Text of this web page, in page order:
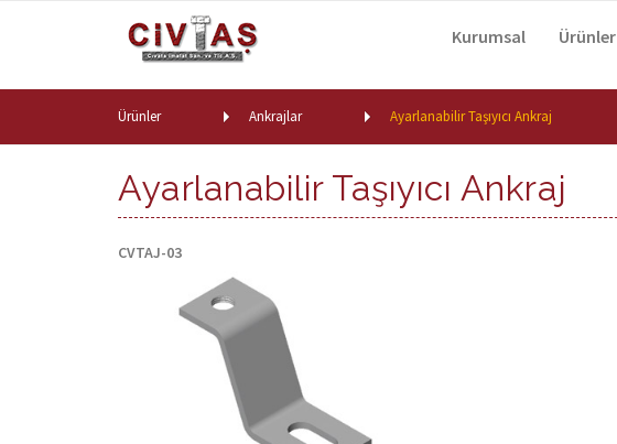
Kurumsal Ürünler
Ürünler Ankrajlar Ayarlanabilir Taşıyıcı Ankraj
Ayarlanabilir Taşıyıcı Ankraj
CVTAJ-03